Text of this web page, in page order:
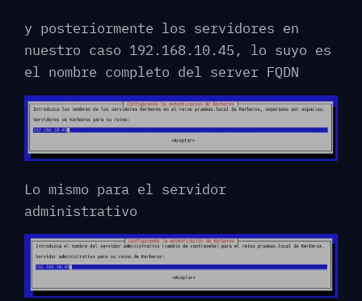
y posteriormente los servidores en
nuestro caso 192.168.10.45, lo suyo es
el nombre completo del server FQDN
Lo mismo para el servidor
administrativo